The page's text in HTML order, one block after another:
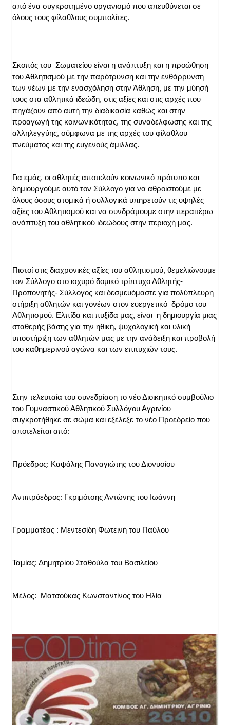
από ένα συγκροτημένο οργανισμό που απευθύνεται σε
όλους τους φίλαθλους συμπολίτες.
Σκοπός του  Σωματείου είναι η ανάπτυξη και η προώθηση
του Αθλητισμού με την παρότρυνση και την ενθάρρυνση
των νέων με την ενασχόληση στην Άθληση, με την μύησή
τους στα αθλητικά ιδεώδη, στις αξίες και στις αρχές που
πηγάζουν από αυτή την διαδικασία καθώς και στην
προαγωγή της κοινωνικότητας, της συναδέλφωσης και της
αλληλεγγύης, σύμφωνα με της αρχές του φίλαθλου
πνεύματος και της ευγενούς άμιλλας.
Για εμάς, οι αθλητές αποτελούν κοινωνικό πρότυπο και
δημιουργούμε αυτό τον Σύλλογο για να αθροιστούμε με
όλους όσους ατομικά ή συλλογικά υπηρετούν τις υψηλές
αξίες του Αθλητισμού και να συνδράμουμε στην περαιτέρω
ανάπτυξη του αθλητικού ιδεώδους στην περιοχή μας.
Πιστοί στις διαχρονικές αξίες του αθλητισμού, θεμελιώνουμε
τον Σύλλογο στο ισχυρό δομικό τρίπτυχο Αθλητής-
Προπονητής- Σύλλογος και δεσμευόμαστε για πολύπλευρη
στήριξη αθλητών και γονέων στον ευεργετικό  δρόμο του
Αθλητισμού. Ελπίδα και πυξίδα μας, είναι  η δημιουργία μιας
σταθερής βάσης για την ηθική, ψυχολογική και υλική
υποστήριξη των αθλητών μας με την ανάδειξη και προβολή
του καθημερινού αγώνα και των επιτυχιών τους.
Στην τελευταία του συνεδρίαση το νέο Διοικητικό συμβούλιο
του Γυμναστικού Αθλητικού Συλλόγου Αγρινίου
συγκροτήθηκε σε σώμα και εξέλεξε το νέο Προεδρείο που
αποτελείται από:
Πρόεδρος: Καψάλης Παναγιώτης του Διονυσίου
Αντιπρόεδρος: Γκριμότσης Αντώνης του Ιωάννη
Γραμματέας : Μεντεσίδη Φωτεινή του Παύλου
Ταμίας: Δημητρίου Σταθούλα του Βασιλείου
Μέλος:  Ματσούκας Κωνσταντίνος του Ηλία